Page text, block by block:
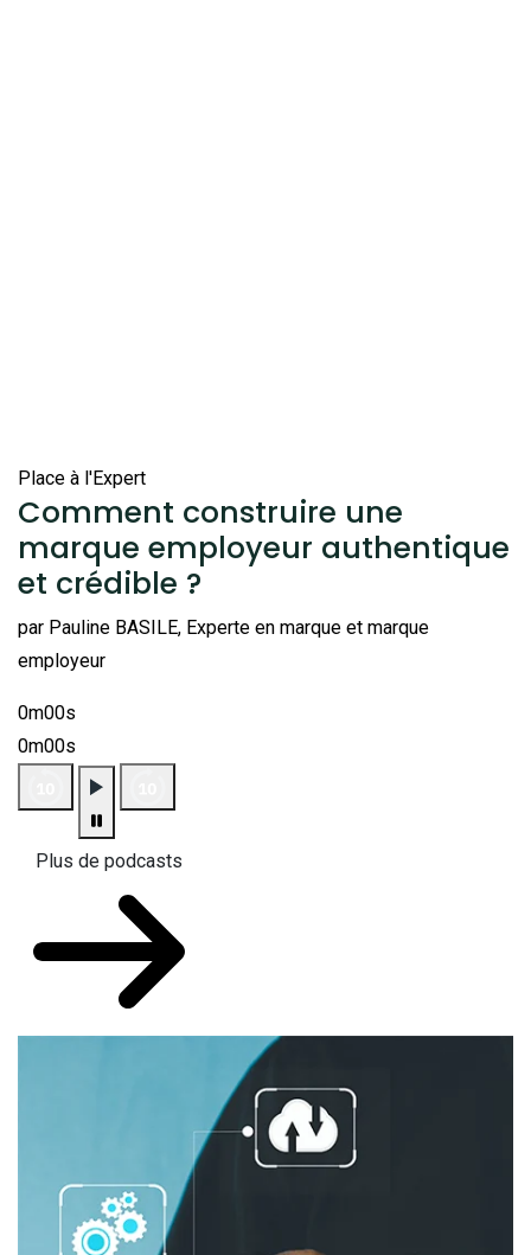
Place à l'Expert
Comment construire une
marque employeur authentique
et crédible ?
par Pauline BASILE, Experte en marque et marque
employeur
0m00s
0m00s
Plus de podcasts